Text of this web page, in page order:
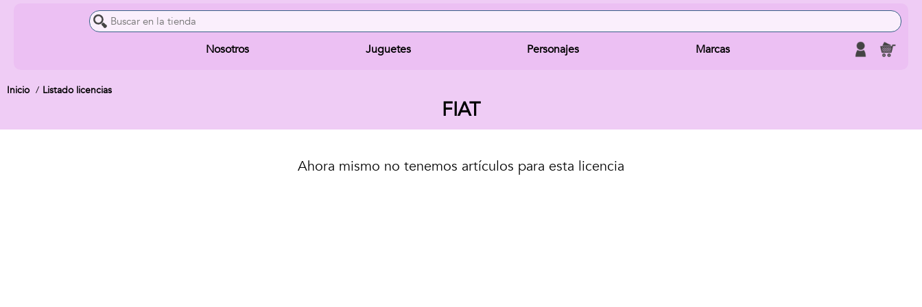
Nosotros Juguetes Personajes Marcas
Inicio Listado licencias
FIAT
Ahora mismo no tenemos artículos para esta licencia